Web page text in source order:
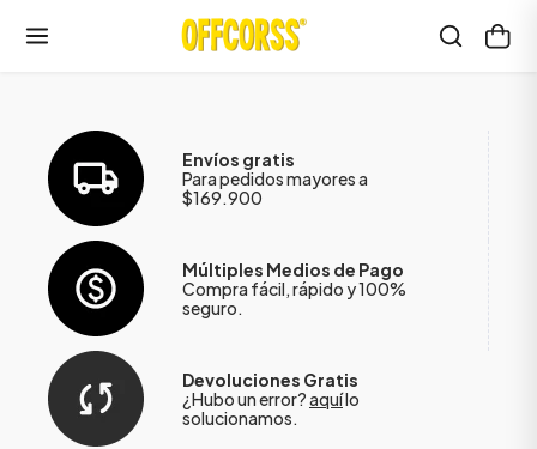
Envíos gratis
Para pedidos mayores a
$169.900
Múltiples Medios de Pago
Compra fácil, rápido y 100%
seguro.
Devoluciones Gratis
¿Hubo un error?aquílo
solucionamos.